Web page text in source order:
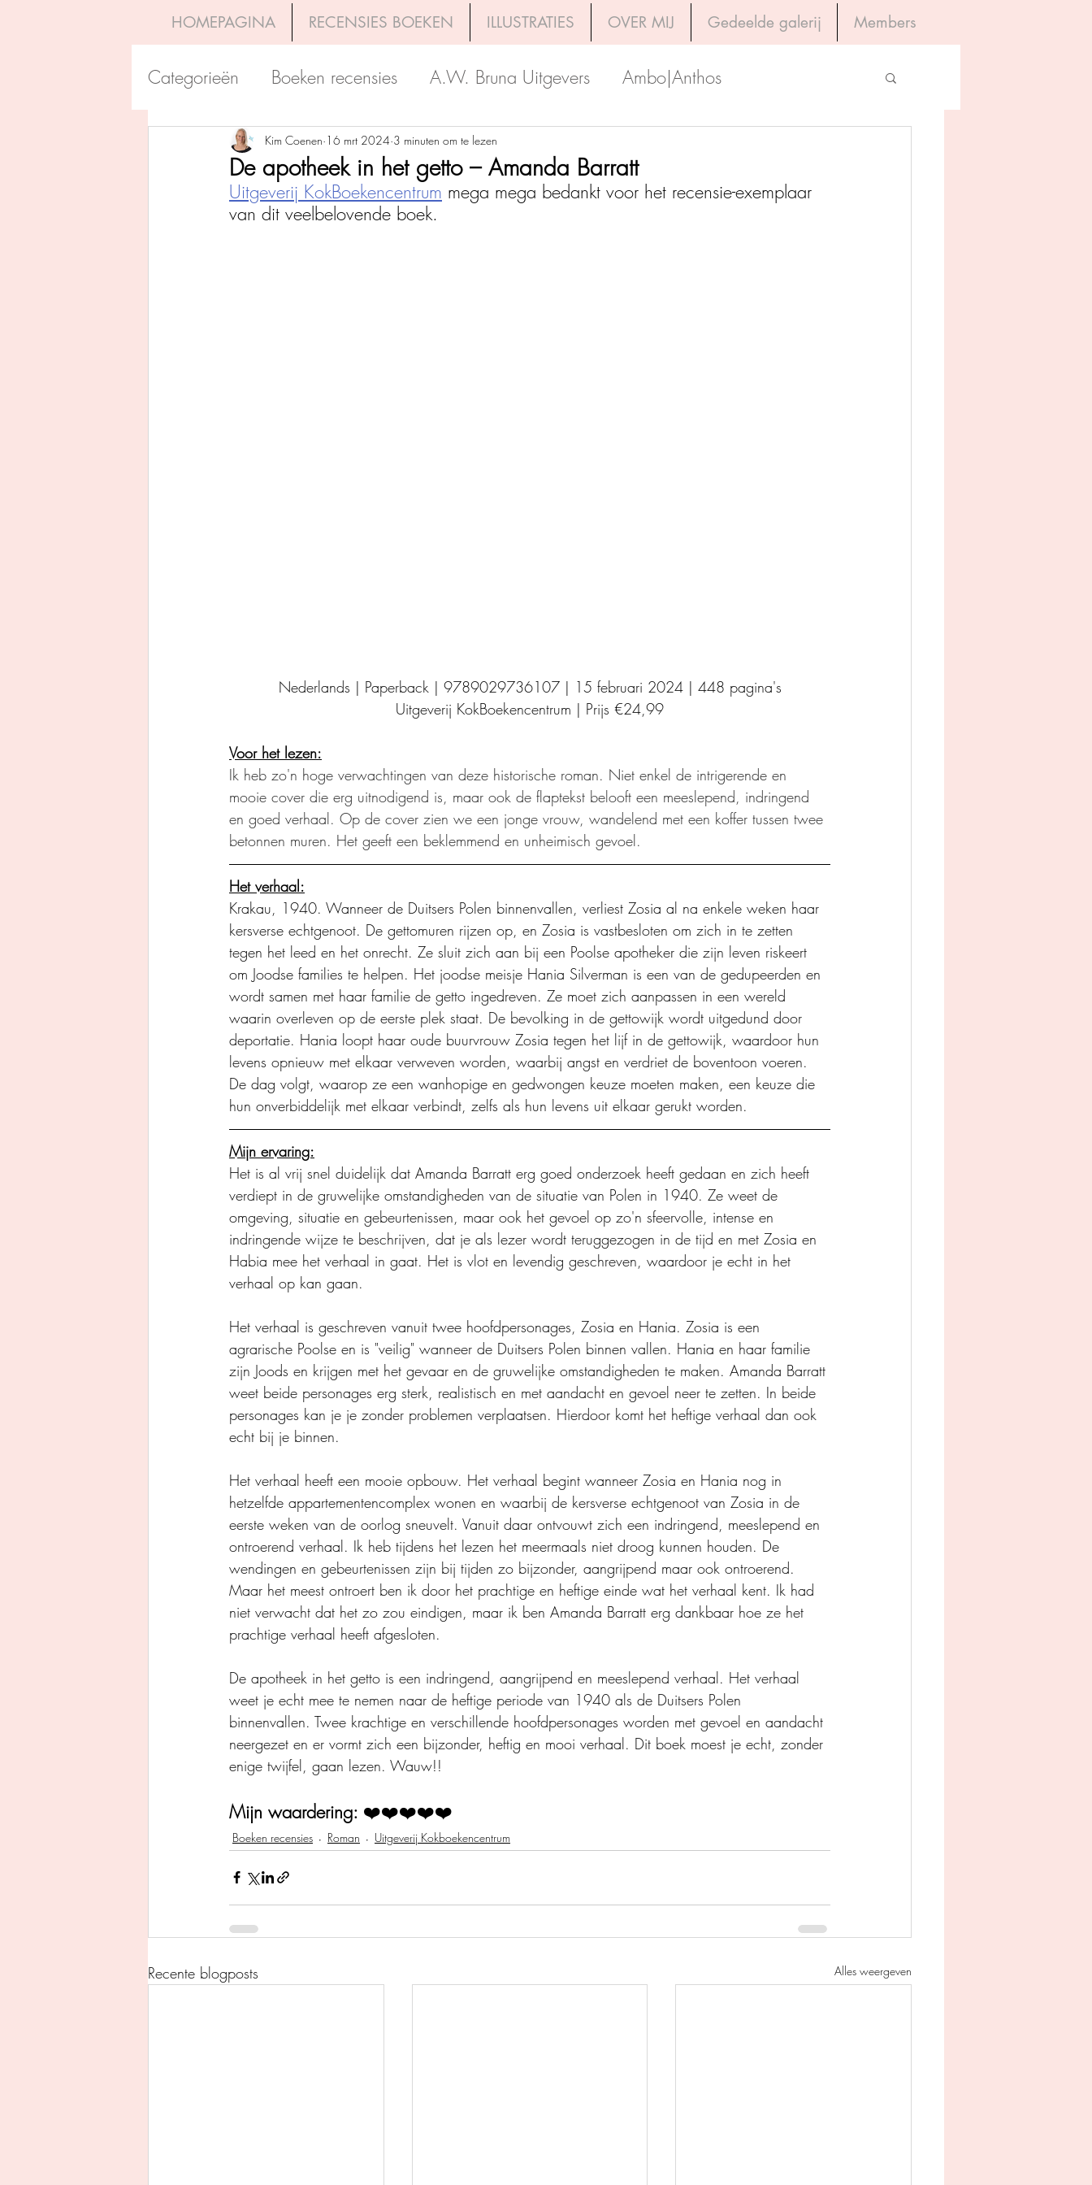
HOMEPAGINA RECENSIES BOEKEN ILLUSTRATIES OVER MIJ Gedeelde galerij Members
Categorieën Boeken recensies A.W. Bruna Uitgevers Ambo|Anthos
Uitgeverij Pelckmans Boekerij Uitgeverij Luitingh-Sijthoff
Overamstel Uitgevers Godijn Publishing The House of Books
De apotheek in het getto – Amanda Barratt
Kim Coenen 16 mrt 2024 3 minuten om te lezen
Uitgeverij KokBoekencentrum mega mega bedankt voor het recensie-exemplaar
van dit veelbelovende boek.
Nederlands | Paperback | 9789029736107 | 15 februari 2024 | 448 pagina's
Uitgeverij KokBoekencentrum | Prijs €24,99
Voor het lezen:
Ik heb zo'n hoge verwachtingen van deze historische roman. Niet enkel de intrigerende en
mooie cover die erg uitnodigend is, maar ook de flaptekst belooft een meeslepend, indringend
en goed verhaal. Op de cover zien we een jonge vrouw, wandelend met een koffer tussen twee
betonnen muren. Het geeft een beklemmend en unheimisch gevoel.
Het verhaal:
Krakau, 1940. Wanneer de Duitsers Polen binnenvallen, verliest Zosia al na enkele weken haar
kersverse echtgenoot. De gettomuren rijzen op, en Zosia is vastbesloten om zich in te zetten
tegen het leed en het onrecht. Ze sluit zich aan bij een Poolse apotheker die zijn leven riskeert
om Joodse families te helpen. Het joodse meisje Hania Silverman is een van de gedupeerden en
wordt samen met haar familie de getto ingedreven. Ze moet zich aanpassen in een wereld
waarin overleven op de eerste plek staat. De bevolking in de gettowijk wordt uitgedund door
deportatie. Hania loopt haar oude buurvrouw Zosia tegen het lijf in de gettowijk, waardoor hun
levens opnieuw met elkaar verweven worden, waarbij angst en verdriet de boventoon voeren.
De dag volgt, waarop ze een wanhopige en gedwongen keuze moeten maken, een keuze die
hun onverbiddelijk met elkaar verbindt, zelfs als hun levens uit elkaar gerukt worden.
Mijn ervaring:
Het is al vrij snel duidelijk dat Amanda Barratt erg goed onderzoek heeft gedaan en zich heeft
verdiept in de gruwelijke omstandigheden van de situatie van Polen in 1940. Ze weet de
omgeving, situatie en gebeurtenissen, maar ook het gevoel op zo'n sfeervolle, intense en
indringende wijze te beschrijven, dat je als lezer wordt teruggezogen in de tijd en met Zosia en
Habia mee het verhaal in gaat. Het is vlot en levendig geschreven, waardoor je echt in het
verhaal op kan gaan.
Het verhaal is geschreven vanuit twee hoofdpersonages, Zosia en Hania. Zosia is een
agrarische Poolse en is "veilig" wanneer de Duitsers Polen binnen vallen. Hania en haar familie
zijn Joods en krijgen met het gevaar en de gruwelijke omstandigheden te maken. Amanda Barratt
weet beide personages erg sterk, realistisch en met aandacht en gevoel neer te zetten. In beide
personages kan je je zonder problemen verplaatsen. Hierdoor komt het heftige verhaal dan ook
echt bij je binnen.
Het verhaal heeft een mooie opbouw. Het verhaal begint wanneer Zosia en Hania nog in
hetzelfde appartementencomplex wonen en waarbij de kersverse echtgenoot van Zosia in de
eerste weken van de oorlog sneuvelt. Vanuit daar ontvouwt zich een indringend, meeslepend en
ontroerend verhaal. Ik heb tijdens het lezen het meermaals niet droog kunnen houden. De
wendingen en gebeurtenissen zijn bij tijden zo bijzonder, aangrijpend maar ook ontroerend.
Maar het meest ontroert ben ik door het prachtige en heftige einde wat het verhaal kent. Ik had
niet verwacht dat het zo zou eindigen, maar ik ben Amanda Barratt erg dankbaar hoe ze het
prachtige verhaal heeft afgesloten.
De apotheek in het getto is een indringend, aangrijpend en meeslepend verhaal. Het verhaal
weet je echt mee te nemen naar de heftige periode van 1940 als de Duitsers Polen
binnenvallen. Twee krachtige en verschillende hoofdpersonages worden met gevoel en aandacht
neergezet en er vormt zich een bijzonder, heftig en mooi verhaal. Dit boek moest je echt, zonder
enige twijfel, gaan lezen. Wauw!!
Mijn waardering: ❤️❤️❤️❤️❤️
Boeken recensies Roman Uitgeverij Kokboekencentrum
Recente blogposts Alles weergeven